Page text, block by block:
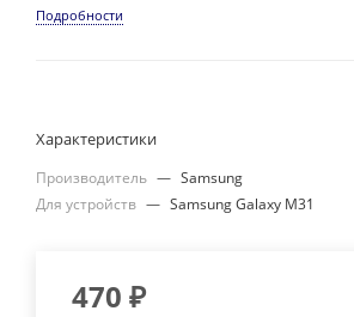
Подробности
Характеристики
Производитель — Samsung
Для устройств — Samsung Galaxy M31
470 ₽